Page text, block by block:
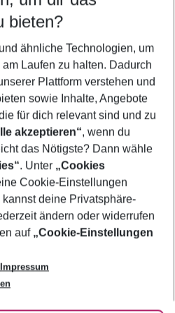
5-8 Nächte
anzeigen
bieten?
ähnliche Technologien, um
Laufen zu halten. Dadurch
Plattform verstehen und
sowie Inhalte, Angebote
für dich relevant sind und zu
akzeptieren“, wenn du
das Nötigste? Dann wähle
. Unter „Cookies
Cookie-Einstellungen
deine Privatsphäre-
ändern oder widerrufen
auf „Cookie-Einstellungen
Impressum